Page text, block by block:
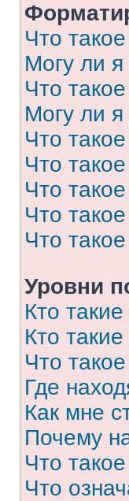
Что
Могу ли я
Что
Могу ли
Что
Что
Что
Что
Что
Уровни
Кто
Кто
Что
Где
Как мне
Почему
Что
Что